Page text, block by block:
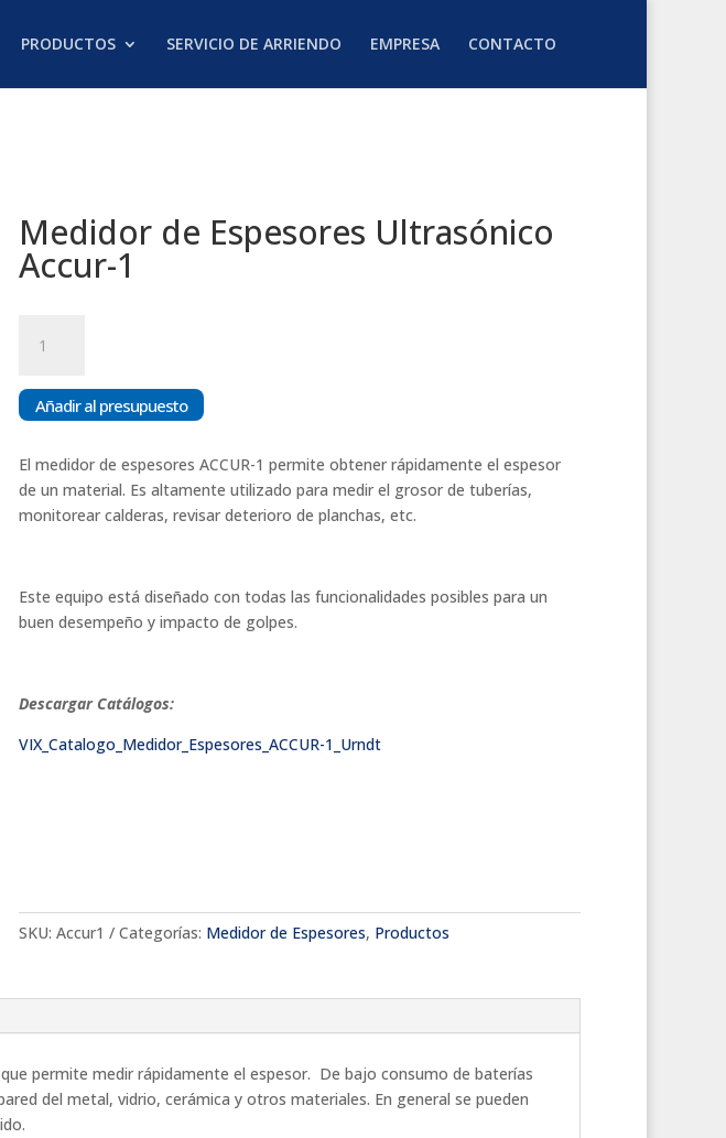
PRODUCTOS SERVICIO DE ARRIENDO EMPRESA CONTACTO
Medidor de Espesores Ultrasónico
Accur-1
Ultrasónico
Accur-
Añadir al presupuesto
El medidor de espesores ACCUR-1 permite obtener rápidamente el espesor
de un material. Es altamente utilizado para medir el grosor de tuberías,
monitorear calderas, revisar deterioro de planchas, etc.
Este equipo está diseñado con todas las funcionalidades posibles para un
buen desempeño y impacto de golpes.
Descargar Catálogos:
VIX_Catalogo_Medidor_Espesores_ACCUR-1_Urndt
SKU: Accur1 Categorías: Medidor de Espesores, Productos
permite medir rápidamente el espesor. De bajo consumo de baterías
del metal, vidrio, cerámica y otros materiales. En general se pueden